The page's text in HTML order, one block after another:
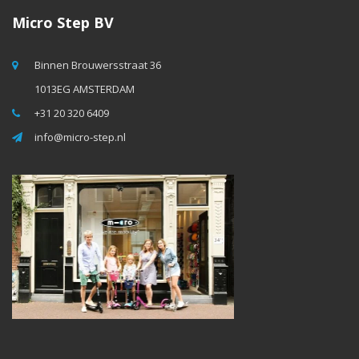
Micro Step BV
Binnen Brouwersstraat 36
1013EG AMSTERDAM
+31 20 320 6409
info@micro-step.nl